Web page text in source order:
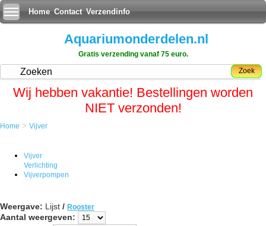
Home Contact Verzendinfo
Aquariumonderdelen.nl
Gratis verzending vanaf 75 euro.
Zoek
Wij hebben vakantie! Bestellingen worden
NIET verzonden!
Home > Vijver
Vijver
Verlichting
Vijverpompen
Weergave: Lijst / Rooster
Aantal weergeven: